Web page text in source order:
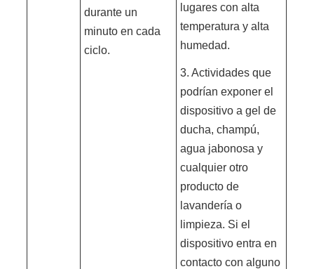
durante un
minuto en cada
ciclo.
lugares con alta
temperatura y alta
humedad.
3. Actividades que
podrían exponer el
dispositivo a gel de
ducha, champú,
agua jabonosa y
cualquier otro
producto de
lavandería o
limpieza. Si el
dispositivo entra en
contacto con alguno